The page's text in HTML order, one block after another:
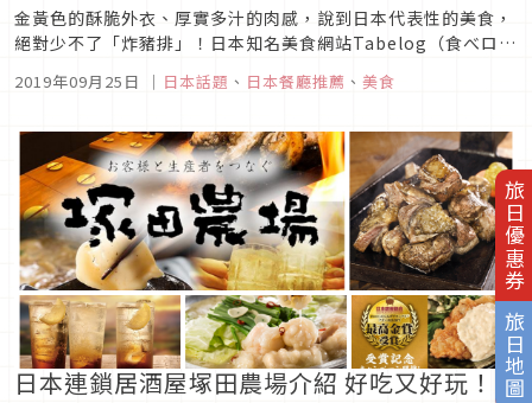
旅日優惠券
旅日地圖
金黃色的酥脆外衣、厚實多汁的肉感，說到日本代表性的美食，
絕對少不了「炸豬排」！日本知名美食網站Tabelog（食べロ
者綜合評價，從7000多家炸豬排店，選出前100家最受好評的
十名 | ...
2019年09月25日 ｜ 日本話題 、 日本餐廳推薦 、 美食
日本連鎖居酒屋塚田農場介紹 好吃又好玩！